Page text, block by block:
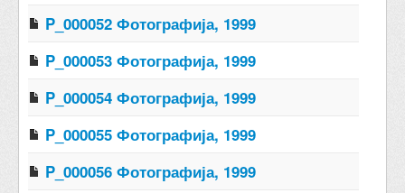
P_000052 Фотографија, 1999
P_000053 Фотографија, 1999
P_000054 Фотографија, 1999
P_000055 Фотографија, 1999
P_000056 Фотографија, 1999